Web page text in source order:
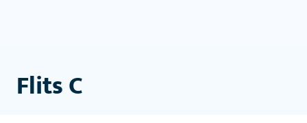
Flits C